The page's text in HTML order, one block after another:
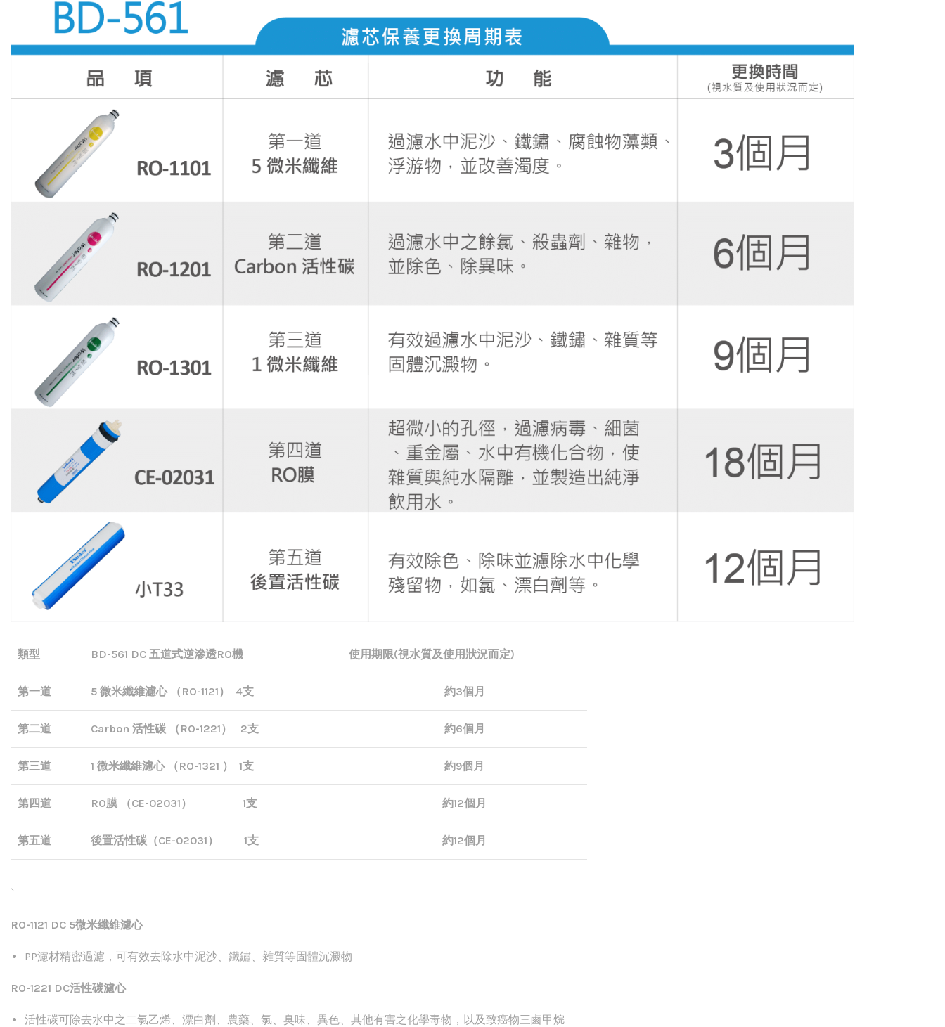
類型 BD-561 DC 五道式逆滲透RO機 使用期限(視水質及使用狀況而定)
第一道 5 微米纖維濾心 （RO-1121） 4支 約3個月
第二道 Carbon 活性碳 （RO-1221） 2支 約6個月
第三道 1 微米纖維濾心 （RO-1321 ） 1支 約9個月
第四道 RO膜 （CE-02031） 1支 約12個月
第五道 後置活性碳（CE-02031） 1支 約12個月
`
RO-1121 DC 5微米纖維濾心
PP濾材精密過濾，可有效去除水中泥沙、鐵鏽、雜質等固體沉澱物
RO-1221 DC活性碳濾心
活性碳可除去水中之二氯乙烯、漂白劑、農藥、氯、臭味、異色、其他有害之化學毒物，以及致癌物三鹵甲烷